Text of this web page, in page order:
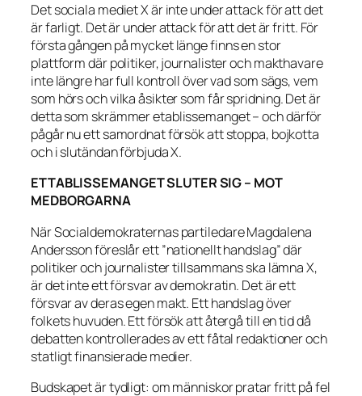
Det sociala mediet X är inte under attack för att det
är farligt. Det är under attack för att det är fritt. För
första gången på mycket länge finns en stor
plattform där politiker, journalister och makthavare
inte längre har full kontroll över vad som sägs, vem
som hörs och vilka åsikter som får spridning. Det är
detta som skrämmer etablissemanget – och därför
pågår nu ett samordnat försök att stoppa, bojkotta
och i slutändan förbjuda X.
ETTABLISSEMANGET SLUTER SIG – MOT
MEDBORGARNA
När Socialdemokraternas partiledare Magdalena
Andersson föreslår ett ”nationellt handslag” där
politiker och journalister tillsammans ska lämna X,
är det inte ett försvar av demokratin. Det är ett
försvar av deras egen makt. Ett handslag över
folkets huvuden. Ett försök att återgå till en tid då
debatten kontrollerades av ett fåtal redaktioner och
statligt finansierade medier.
Budskapet är tydligt: om människor pratar fritt på fel